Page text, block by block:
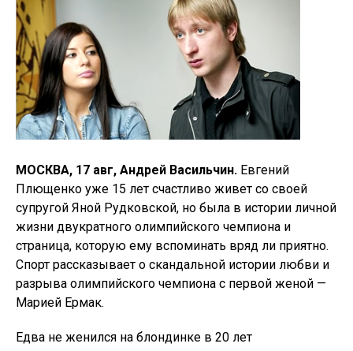
МОСКВА, 17 авг, Андрей Васильчин. Евгений
Плющенко уже 15 лет счастливо живет со своей
супругой Яной Рудковской, но была в истории личной
жизни двукратного олимпийского чемпиона и
страница, которую ему вспоминать вряд ли приятно.
Спорт рассказывает о скандальной истории любви и
разрыва олимпийского чемпиона с первой женой —
Марией Ермак.
Едва не женился на блондинке в 20 лет